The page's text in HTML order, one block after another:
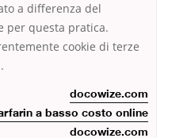
a differenza del
per questa pratica.
cookie di terze
docowize.com
a basso costo online
docowize.com